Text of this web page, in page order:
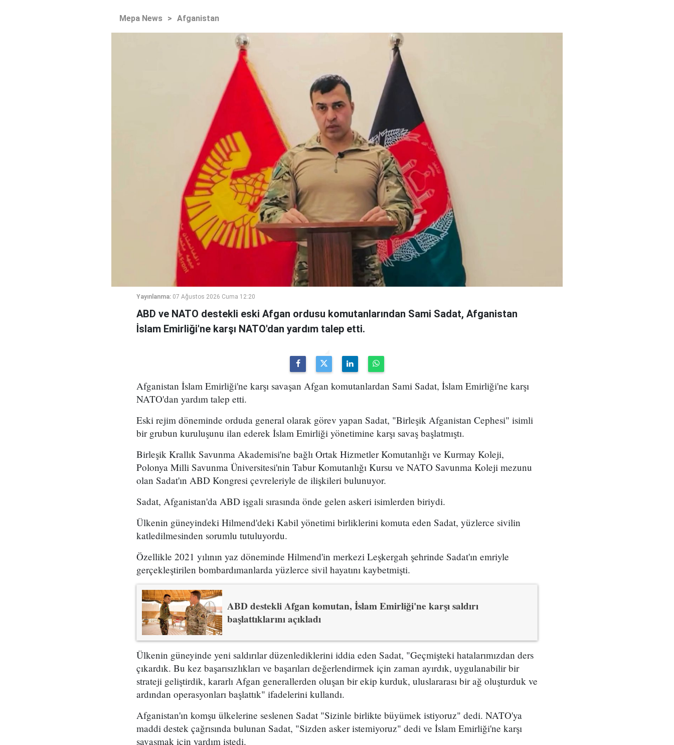
Mepa News > Afganistan
Yayınlanma: 07 Ağustos 2026 Cuma 12:20
ABD ve NATO destekli eski Afgan ordusu komutanlarından Sami Sadat, Afganistan
İslam Emirliği'ne karşı NATO'dan yardım talep etti.
Afganistan İslam Emirliği'ne karşı savaşan Afgan komutanlardan Sami Sadat, İslam Emirliği'ne karşı
NATO'dan yardım talep etti.
Eski rejim döneminde orduda general olarak görev yapan Sadat, "Birleşik Afganistan Cephesi" isimli
bir grubun kuruluşunu ilan ederek İslam Emirliği yönetimine karşı savaş başlatmıştı.
Birleşik Krallık Savunma Akademisi'ne bağlı Ortak Hizmetler Komutanlığı ve Kurmay Koleji,
Polonya Milli Savunma Üniversitesi'nin Tabur Komutanlığı Kursu ve NATO Savunma Koleji mezunu
olan Sadat'ın ABD Kongresi çevreleriyle de ilişkileri bulunuyor.
Sadat, Afganistan'da ABD işgali sırasında önde gelen askeri isimlerden biriydi.
Ülkenin güneyindeki Hilmend'deki Kabil yönetimi birliklerini komuta eden Sadat, yüzlerce sivilin
katledilmesinden sorumlu tutuluyordu.
Özellikle 2021 yılının yaz döneminde Hilmend'in merkezi Leşkergah şehrinde Sadat'ın emriyle
gerçekleştirilen bombardımanlarda yüzlerce sivil hayatını kaybetmişti.
ABD destekli Afgan komutan, İslam Emirliği'ne karşı saldırı
başlattıklarını açıkladı
Ülkenin güneyinde yeni saldırılar düzenlediklerini iddia eden Sadat, "Geçmişteki hatalarımızdan ders
çıkardık. Bu kez başarısızlıkları ve başarıları değerlendirmek için zaman ayırdık, uygulanabilir bir
strateji geliştirdik, kararlı Afgan generallerden oluşan bir ekip kurduk, uluslararası bir ağ oluşturduk ve
ardından operasyonları başlattık" ifadelerini kullandı.
Afganistan'ın komşu ülkelerine seslenen Sadat "Sizinle birlikte büyümek istiyoruz" dedi. NATO'ya
maddi destek çağrısında bulunan Sadat, "Sizden asker istemiyoruz" dedi ve İslam Emirliği'ne karşı
savaşmak için yardım istedi.